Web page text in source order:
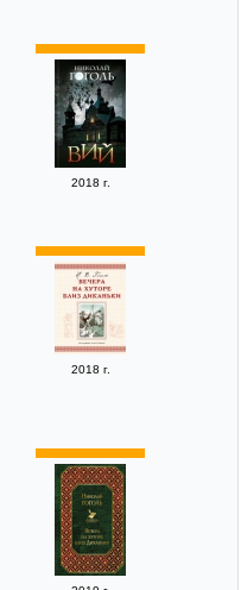
2018 г.
2018 г.